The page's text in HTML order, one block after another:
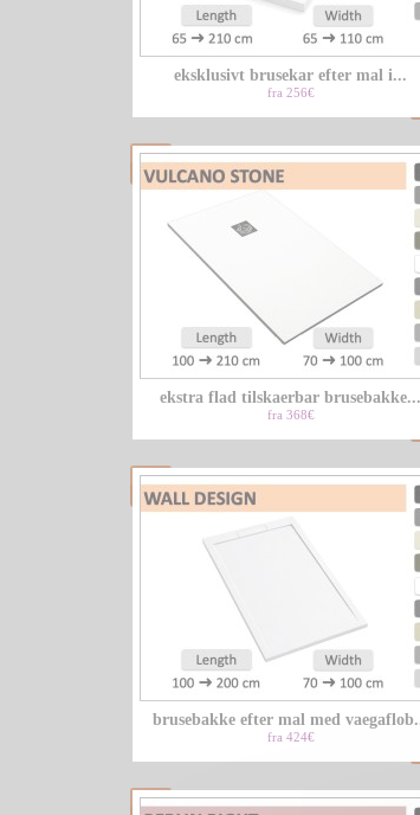
eksklusivt brusekar efter mal i...
fra 256€
ekstra flad tilskaerbar brusebakke...
fra 368€
brusebakke efter mal med
fra 424€